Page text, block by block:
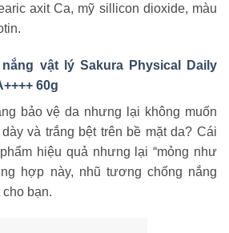
axit Ca, mỹ sillicon dioxide, màu
vật lý Sakura Physical Daily
60g
bảo vệ da nhưng lại không muốn
và trắng bệt trên bề mặt da? Cái
hiệu quả nhưng lại “mỏng như
hợp này, nhũ tương chống nắng
bạn.